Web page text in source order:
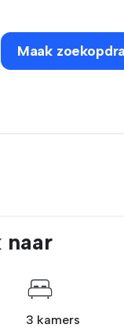
Maak
naar
3 kamers